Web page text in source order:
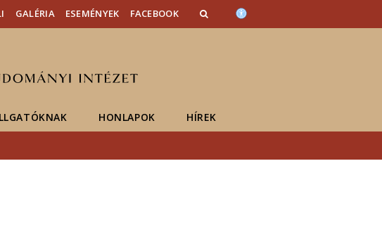
GALÉRIA ESEMÉNYEK FACEBOOK
HONLAPOK HÍREK